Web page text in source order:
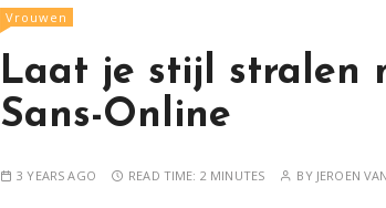
Vrouwen
Laat je stijl stralen
Sans-Online
3 YEARS AGO READ TIME: 2 MINUTES BY JEROEN